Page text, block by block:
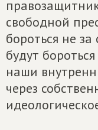
свободной
бороться не
будут
наши
через